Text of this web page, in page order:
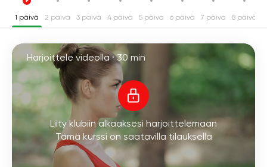
1 päivä 2 päivä 3 päivä 4 päivä 5 päivä 6 päivä 7 päivä 8 päivä
Harjoittele videolla ·30 min
Liity klubiin alkaaksesi harjoittelemaan
Tämä kurssi on saatavilla tilauksella